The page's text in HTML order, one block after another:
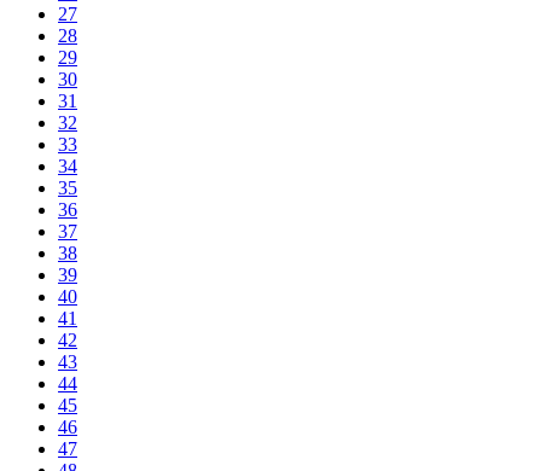
27
28
29
30
31
32
33
34
35
36
37
38
39
40
41
42
43
44
45
46
47